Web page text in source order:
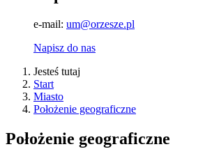
e-mail: um@orzesze.pl
Napisz do nas
Jesteś tutaj
Start
Miasto
Położenie geograficzne
Położenie geograficzne